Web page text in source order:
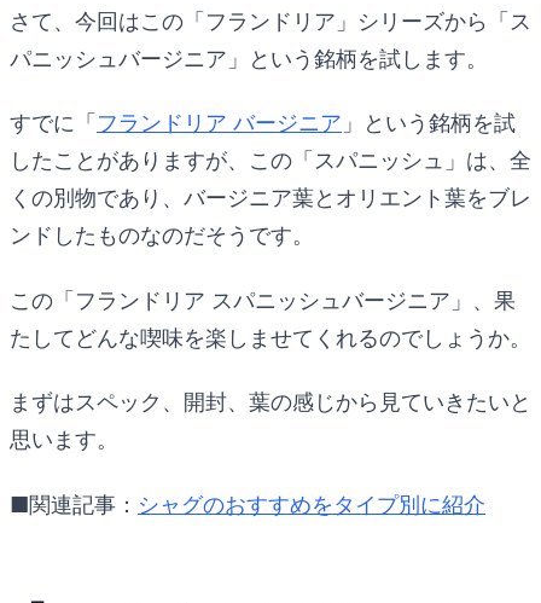
さて、今回はこの「フランドリア」シリーズから「ス
パニッシュバージニア」という銘柄を試します。
すでに「 フランドリア バージニア 」という銘柄を試
したことがありますが、この「スパニッシュ」は、全
くの別物であり、バージニア葉とオリエント葉をブレ
ンドしたものなのだそうです。
この「フランドリア スパニッシュバージニア」、果
たしてどんな喫味を楽しませてくれるのでしょうか。
まずはスペック、開封、葉の感じから見ていきたいと
思います。
■関連記事： シャグのおすすめをタイプ別に紹介